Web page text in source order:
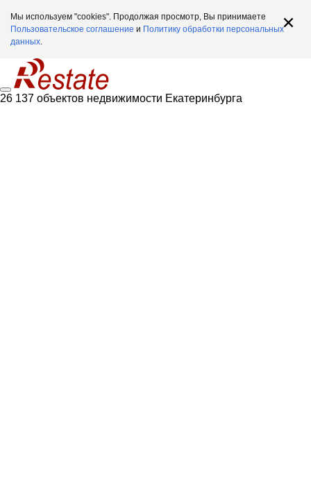
Мы используем "cookies". Продолжая просмотр, Вы принимаете
Пользовательское соглашение и Политику обработки персональных
данных.
26 137 объектов недвижимости Екатеринбурга